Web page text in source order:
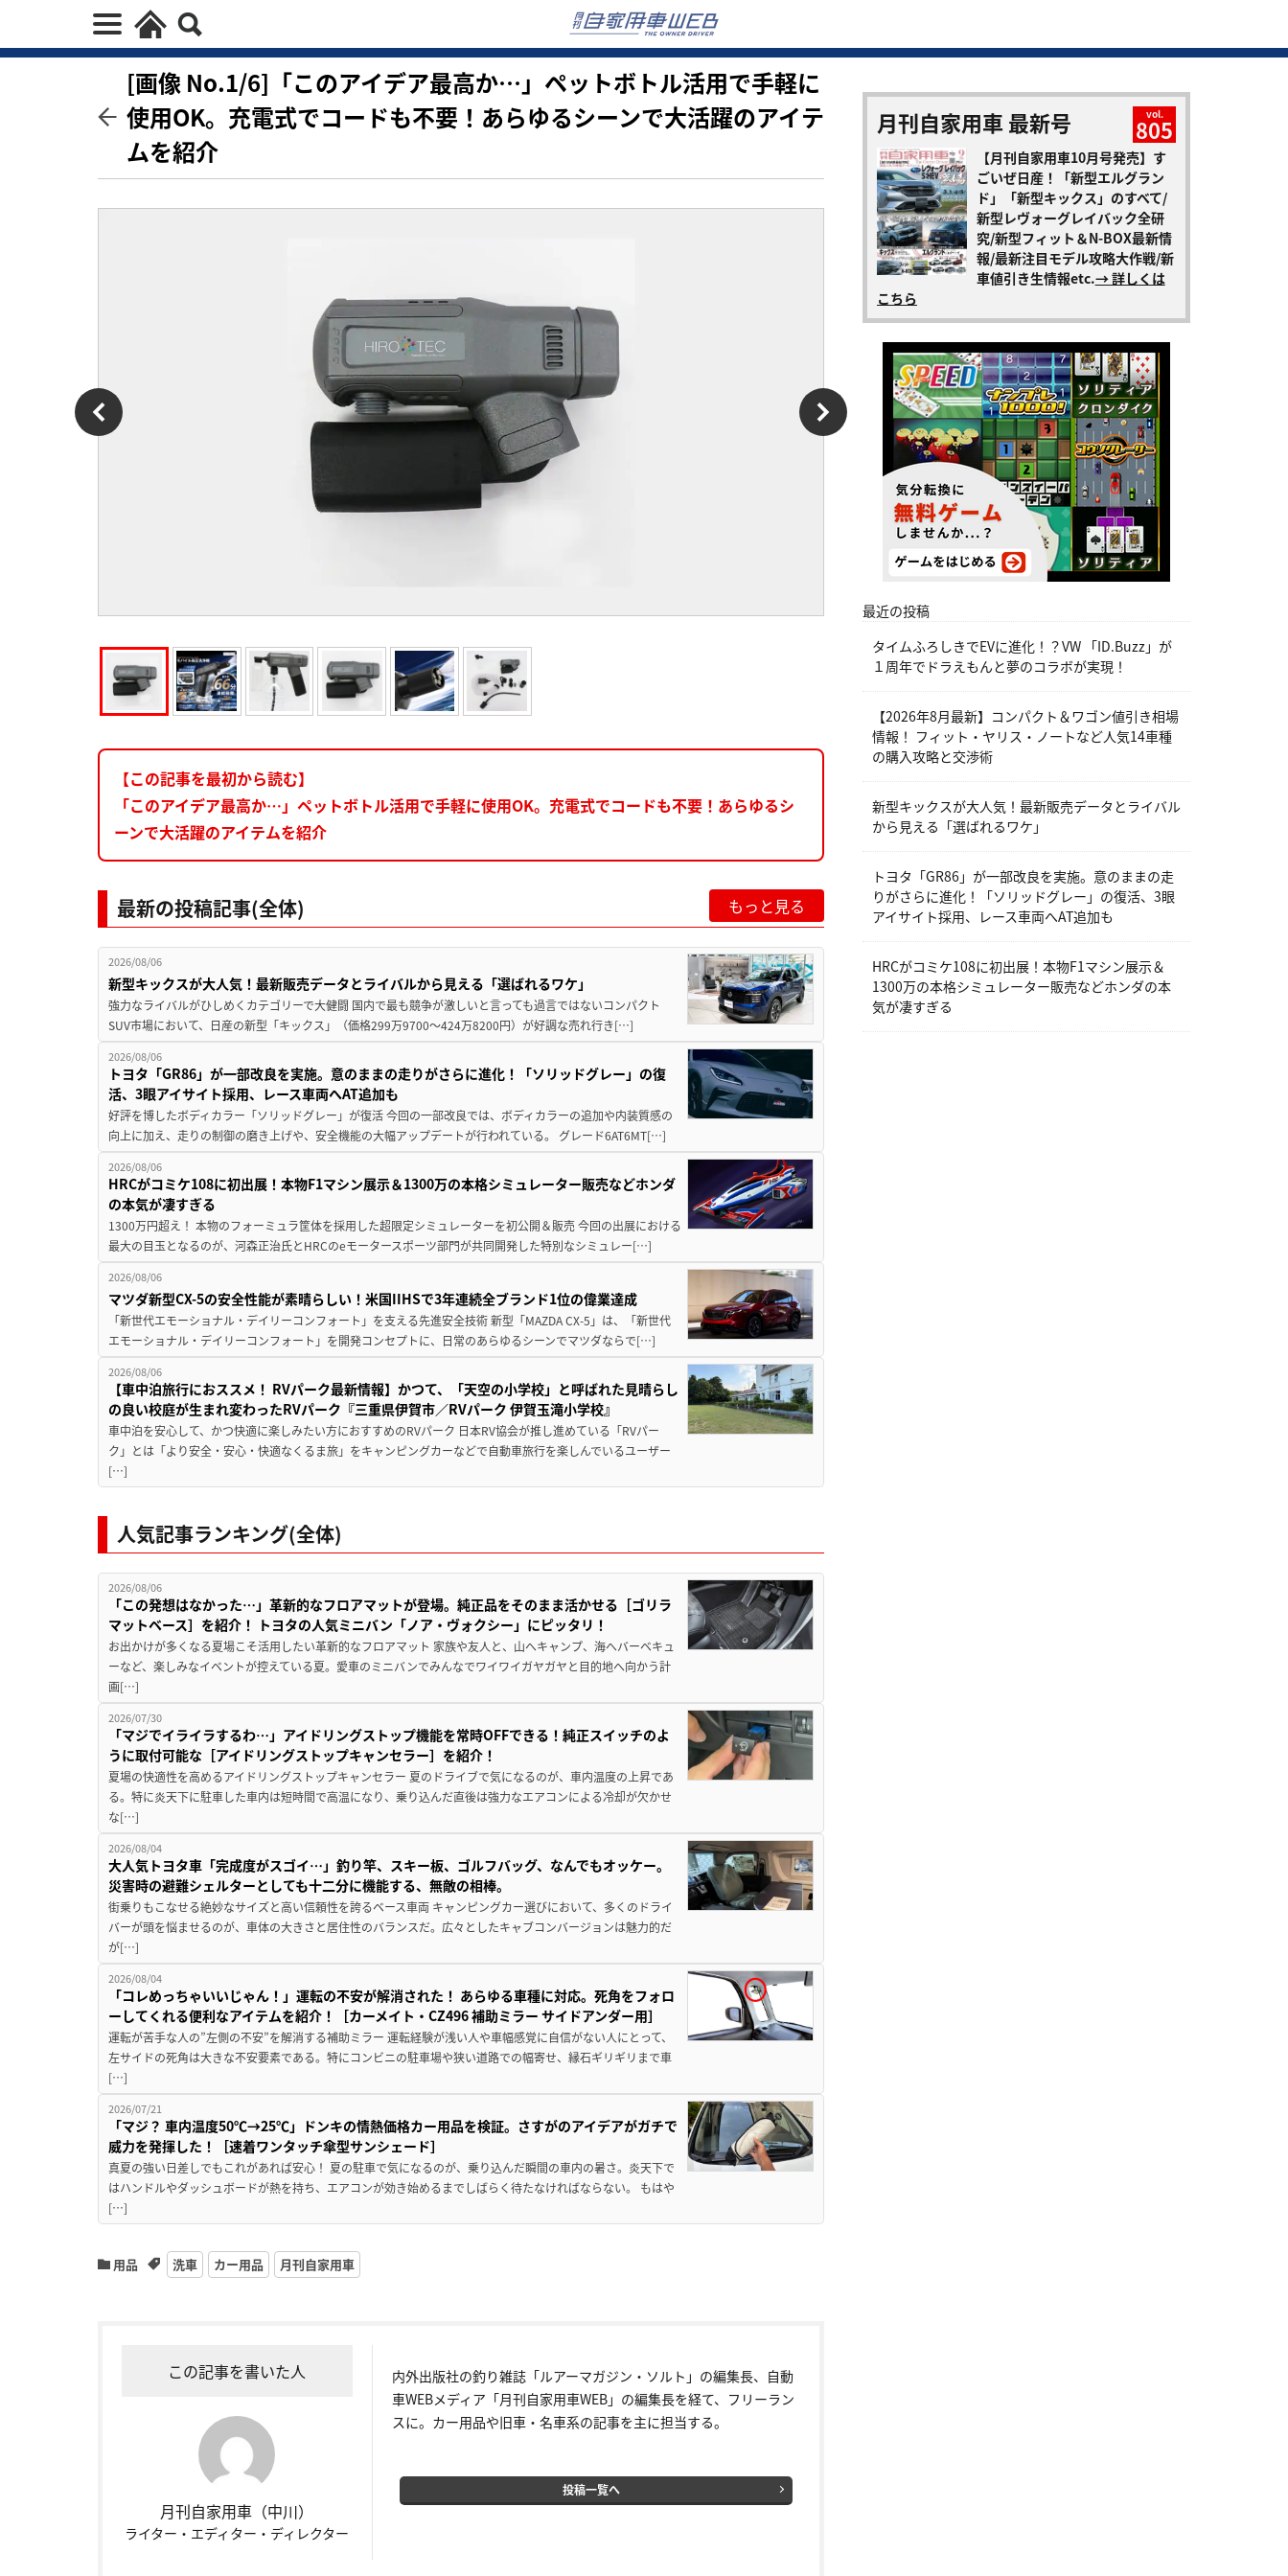
[画像 No.1/6]「このアイデア最高か…」ペットボトル活用で手軽に
使用OK。充電式でコードも不要！あらゆるシーンで大活躍のアイテ
ムを紹介
【この記事を最初から読む】
「このアイデア最高か…」ペットボトル活用で手軽に使用OK。充電式でコードも不要！あらゆるシ
ーンで大活躍のアイテムを紹介
最新の投稿記事(全体) もっと見る
2026/08/06
新型キックスが大人気！最新販売データとライバルから見える「選ばれるワケ」
強力なライバルがひしめくカテゴリーで大健闘 国内で最も競争が激しいと言っても過言ではないコンパクト
SUV市場において、日産の新型「キックス」（価格299万9700～424万8200円）が好調な売れ行き[…]
2026/08/06
トヨタ「GR86」が一部改良を実施。意のままの走りがさらに進化！「ソリッドグレー」の復
活、3眼アイサイト採用、レース車両へAT追加も
好評を博したボディカラー「ソリッドグレー」が復活 今回の一部改良では、ボディカラーの追加や内装質感の
向上に加え、走りの制御の磨き上げや、安全機能の大幅アップデートが行われている。 グレード6AT6MT[…]
2026/08/06
HRCがコミケ108に初出展！本物F1マシン展示＆1300万の本格シミュレーター販売などホンダ
の本気が凄すぎる
1300万円超え！ 本物のフォーミュラ筐体を採用した超限定シミュレーターを初公開＆販売 今回の出展における
最大の目玉となるのが、河森正治氏とHRCのeモータースポーツ部門が共同開発した特別なシミュレー[…]
2026/08/06
マツダ新型CX-5の安全性能が素晴らしい！米国IIHSで3年連続全ブランド1位の偉業達成
「新世代エモーショナル・デイリーコンフォート」を支える先進安全技術 新型「MAZDA CX-5」は、「新世代
エモーショナル・デイリーコンフォート」を開発コンセプトに、日常のあらゆるシーンでマツダならで[…]
2026/08/06
【車中泊旅行におススメ！ RVパーク最新情報】かつて、「天空の小学校」と呼ばれた見晴らし
の良い校庭が生まれ変わったRVパーク『三重県伊賀市／RVパーク 伊賀玉滝小学校』
車中泊を安心して、かつ快適に楽しみたい方におすすめのRVパーク 日本RV協会が推し進めている「RVパー
ク」とは「より安全・安心・快適なくるま旅」をキャンピングカーなどで自動車旅行を楽しんでいるユーザー
[…]
人気記事ランキング(全体)
2026/08/06
「この発想はなかった…」革新的なフロアマットが登場。純正品をそのまま活かせる［ゴリラ
マットベース］を紹介！ トヨタの人気ミニバン「ノア・ヴォクシー」にピッタリ！
お出かけが多くなる夏場こそ活用したい革新的なフロアマット 家族や友人と、山へキャンプ、海へバーベキュ
ーなど、楽しみなイベントが控えている夏。愛車のミニバンでみんなでワイワイガヤガヤと目的地へ向かう計
画[…]
2026/07/30
「マジでイライラするわ…」アイドリングストップ機能を常時OFFできる！純正スイッチのよ
うに取付可能な［アイドリングストップキャンセラー］を紹介！
夏場の快適性を高めるアイドリングストップキャンセラー 夏のドライブで気になるのが、車内温度の上昇であ
る。特に炎天下に駐車した車内は短時間で高温になり、乗り込んだ直後は強力なエアコンによる冷却が欠かせ
な[…]
2026/08/04
大人気トヨタ車「完成度がスゴイ…」釣り竿、スキー板、ゴルフバッグ、なんでもオッケー。
災害時の避難シェルターとしても十二分に機能する、無敵の相棒。
街乗りもこなせる絶妙なサイズと高い信頼性を誇るベース車両 キャンピングカー選びにおいて、多くのドライ
バーが頭を悩ませるのが、車体の大きさと居住性のバランスだ。広々としたキャブコンバージョンは魅力的だ
が[…]
2026/08/04
「コレめっちゃいいじゃん！」運転の不安が解消された！ あらゆる車種に対応。死角をフォロ
ーしてくれる便利なアイテムを紹介！［カーメイト・CZ496 補助ミラー サイドアンダー用］
運転が苦手な人の”左側の不安”を解消する補助ミラー 運転経験が浅い人や車幅感覚に自信がない人にとって、
左サイドの死角は大きな不安要素である。特にコンビニの駐車場や狭い道路での幅寄せ、縁石ギリギリまで車
[…]
2026/07/21
「マジ？ 車内温度50℃→25℃」ドンキの情熱価格カー用品を検証。さすがのアイデアがガチで
威力を発揮した！［速着ワンタッチ傘型サンシェード］
真夏の強い日差しでもこれがあれば安心！ 夏の駐車で気になるのが、乗り込んだ瞬間の車内の暑さ。炎天下で
はハンドルやダッシュボードが熱を持ち、エアコンが効き始めるまでしばらく待たなければならない。 もはや
[…]
用品 洗車 カー用品 月刊自家用車
この記事を書いた人
月刊自家用車（中川）
ライター・エディター・ディレクター
内外出版社の釣り雑誌「ルアーマガジン・ソルト」の編集長、自動
車WEBメディア「月刊自家用車WEB」の編集長を経て、フリーラン
スに。カー用品や旧車・名車系の記事を主に担当する。
投稿一覧へ
月刊自家用車 最新号 vol.
805
【月刊自家用車10月号発売】す
ごいぜ日産！「新型エルグラン
ド」「新型キックス」のすべて/
新型レヴォーグレイバック全研
究/新型フィット＆N-BOX最新情
報/最新注目モデル攻略大作戦/新
車値引き生情報etc.→ 詳しくは
こちら
最近の投稿
タイムふろしきでEVに進化！？VW 「ID.Buzz」が
１周年でドラえもんと夢のコラボが実現！
【2026年8月最新】コンパクト＆ワゴン値引き相場
情報！ フィット・ヤリス・ノートなど人気14車種
の購入攻略と交渉術
新型キックスが大人気！最新販売データとライバル
から見える「選ばれるワケ」
トヨタ「GR86」が一部改良を実施。意のままの走
りがさらに進化！「ソリッドグレー」の復活、3眼
アイサイト採用、レース車両へAT追加も
HRCがコミケ108に初出展！本物F1マシン展示＆
1300万の本格シミュレーター販売などホンダの本
気が凄すぎる